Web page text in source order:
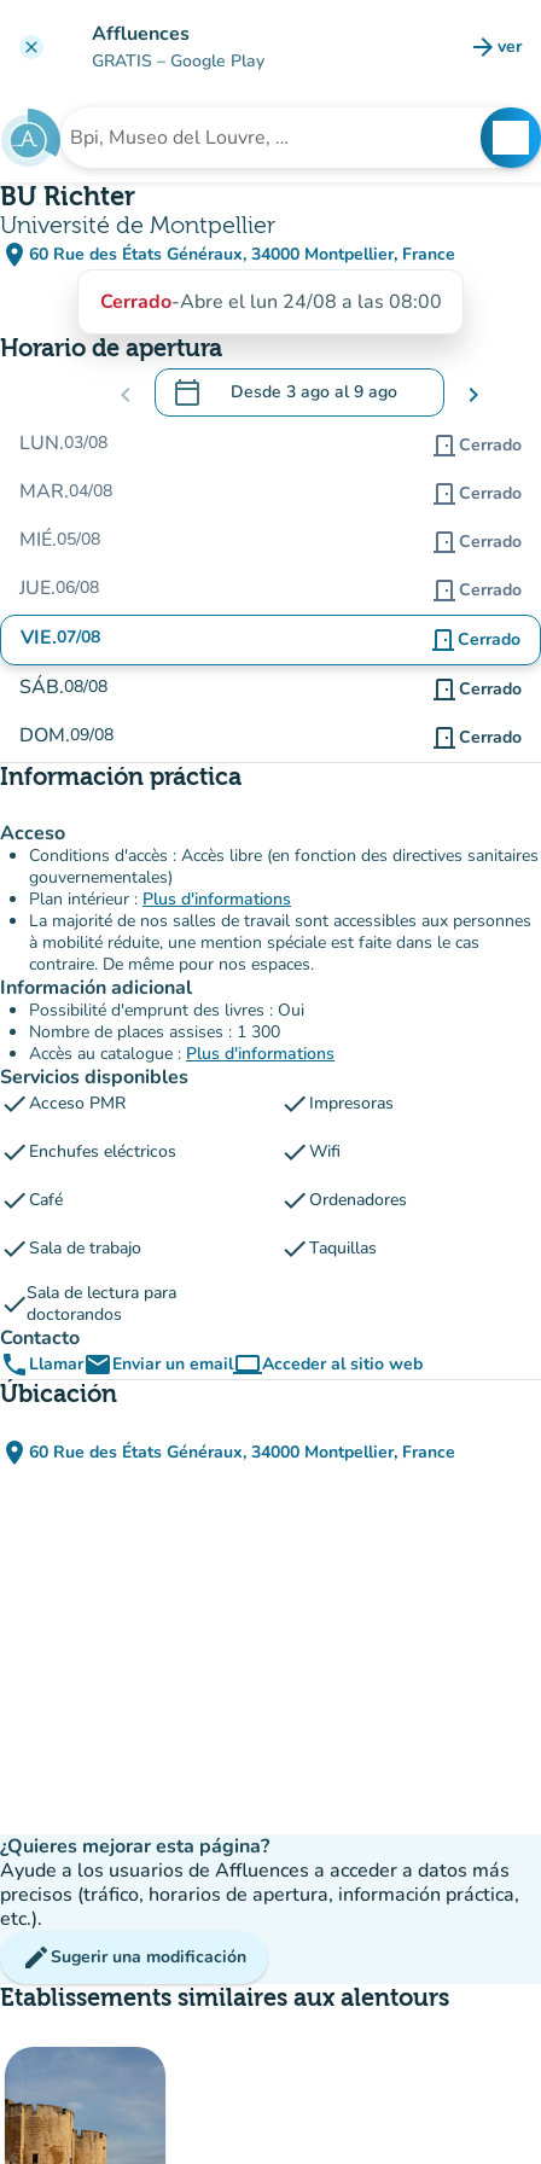
clear Affluences
GRATIS – Google Play arrow_forward ver
Buscar un establecimiento
BU Richter
Université de Montpellier
place 60 Rue des États Généraux, 34000 Montpellier, France
(abrir en Google Maps)
(nueva pestaña)
Cerrado-Abre el lun 24/08 a las 08:00
Horario de apertura
chevron_left calendar_today Desde 3 ago al9 ago
.Abra el calendario para cambiar las
chevron_right
LUN.03/08 door_front Cerrado
MAR.04/08 door_front Cerrado
MIÉ.05/08 door_front Cerrado
JUE.06/08 door_front Cerrado
VIE.07/08 door_front Cerrado
SÁB.08/08 door_front Cerrado
DOM.09/08 door_front Cerrado
Información práctica
Acceso
Conditions d'accès : Accès libre (en fonction des directives sanitaires
gouvernementales)
Plan intérieur : Plus d'informations
La majorité de nos salles de travail sont accessibles aux personnes
à mobilité réduite, une mention spéciale est faite dans le cas
contraire. De même pour nos espaces.
Información adicional
Possibilité d'emprunt des livres : Oui
Nombre de places assises : 1 300
Accès au catalogue : Plus d'informations
Servicios disponibles
checkAcceso PMR check Impresoras
check Enchufes eléctricos checkWifi
checkCafé checkOrdenadores
checkSala de trabajo checkTaquillas
checkSala de lectura para
doctorandos
Contacto
phone LlamaremailEnviar un emailcomputerAcceder al sitio web
(nueva pestaña)
Úbicación
place 60 Rue des États Généraux, 34000 Montpellier, France
(abrir en Google Maps)
(nueva pestaña)
¿Quieres mejorar esta página?
Ayude a los usuarios de Affluences a acceder a datos más
precisos (tráfico, horarios de apertura, información práctica,
etc.).
editSugerir una modificación
Etablissements similaires aux alentours